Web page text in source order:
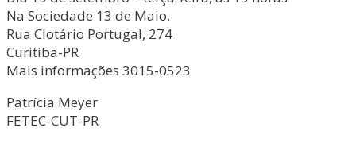
Na Sociedade 13 de Maio.
Rua Clotário Portugal, 274
Curitiba-PR
Mais informações 3015-0523
Patrícia Meyer
FETEC-CUT-PR